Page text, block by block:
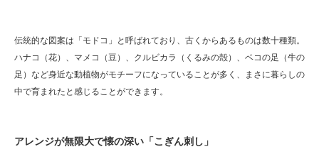
伝統的な図案は「モドコ」と呼ばれており、古くからあるものは数十種類。
ハナコ（花）、マメコ（豆）、クルビカラ（くるみの殻）、ベコの足（牛の
足）など身近な動植物がモチーフになっていることが多く、まさに暮らしの
中で育まれたと感じることができます。
アレンジが無限大で懐の深い「こぎん刺し」